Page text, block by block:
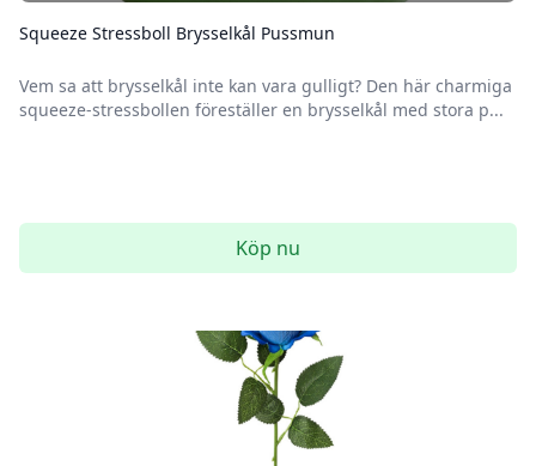
Squeeze Stressboll Brysselkål Pussmun
Vem sa att brysselkål inte kan vara gulligt? Den här charmiga
squeeze-stressbollen föreställer en brysselkål med stora p...
Köp nu